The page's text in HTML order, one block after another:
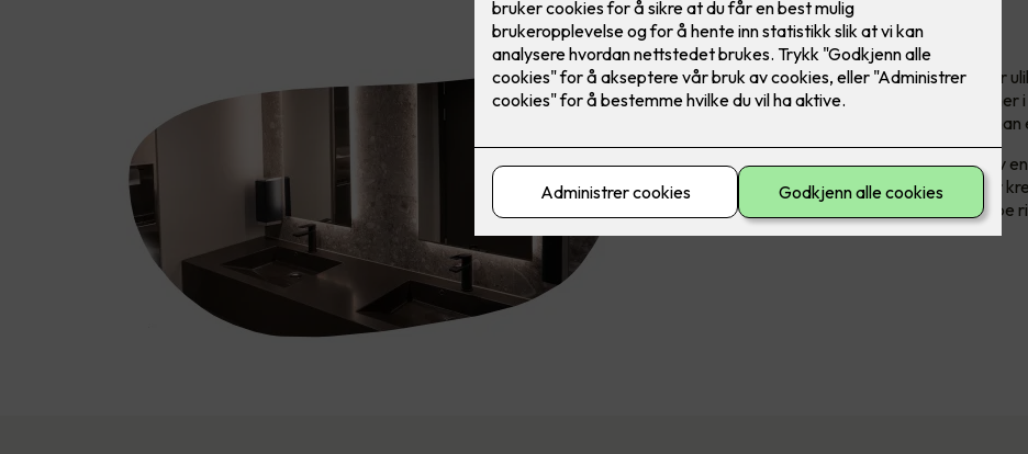
På baderommet er det viktig at vi belyser etter
som skal utføres. Et eksempel er om man
bli møtt av skarp flombelysning i ansiktet når
På badet utføres mange ulike ritualer i løpet av
unner oss litt spatid i badekaret. Ulike settinger
på hvordan du kan bruke LED-striper til å skape